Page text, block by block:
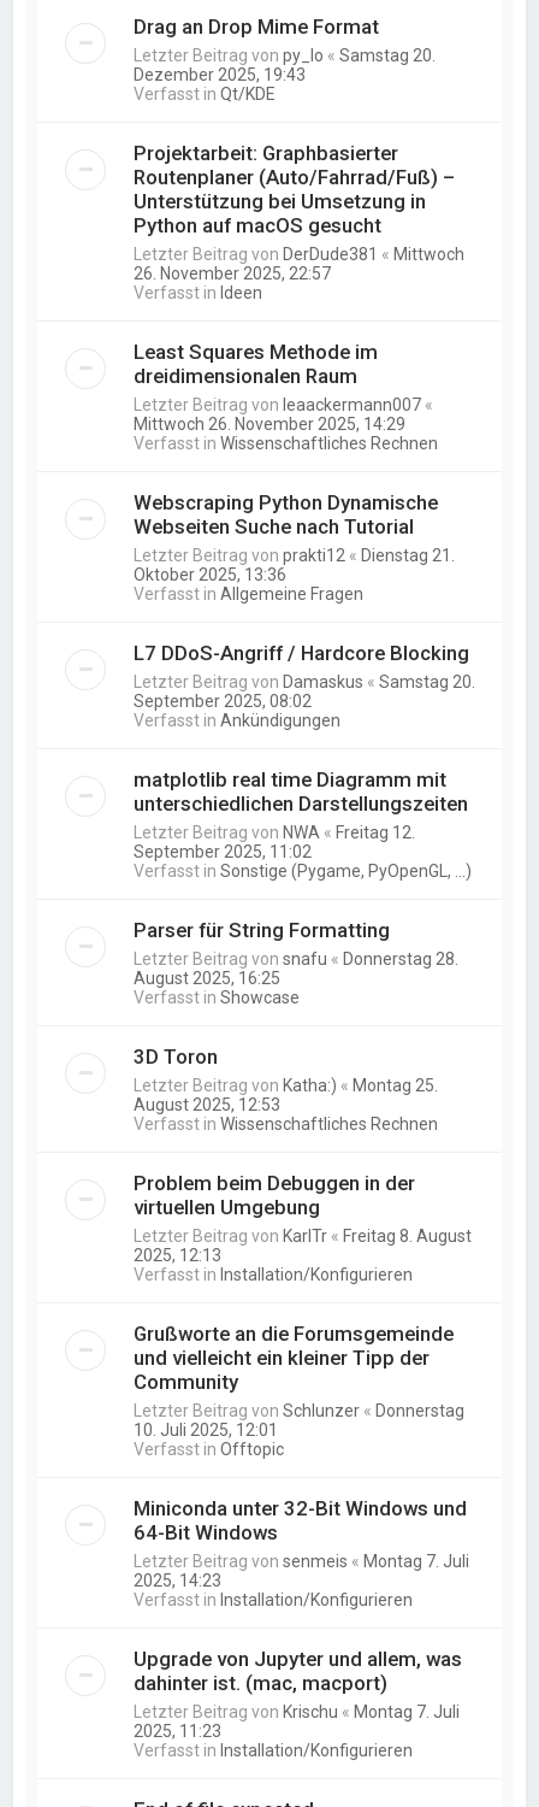
Drag an Drop Mime Format
Letzter Beitrag vonpy_lo «Samstag 20.
Dezember 2025, 19:43
Verfasst inQt/KDE
Projektarbeit: Graphbasierter
Routenplaner (Auto/Fahrrad/Fuß) –
Unterstützung bei Umsetzung in
Python auf macOS gesucht
Letzter Beitrag von DerDude381 « Mittwoch
26. November 2025, 22:57
Verfasst in Ideen
Least Squares Methode im
dreidimensionalen Raum
Letzter Beitrag von leaackermann007 «
Mittwoch 26. November 2025, 14:29
Verfasst inWissenschaftliches Rechnen
Webscraping Python Dynamische
Webseiten Suche nach Tutorial
Letzter Beitrag vonprakti12 « Dienstag 21.
Oktober 2025, 13:36
Verfasst inAllgemeine Fragen
L7 DDoS-Angriff / Hardcore Blocking
Letzter Beitrag von Damaskus «Samstag 20.
September 2025, 08:02
Verfasst inAnkündigungen
matplotlib real time Diagramm mit
unterschiedlichen Darstellungszeiten
Letzter Beitrag von NWA « Freitag 12.
September 2025, 11:02
Verfasst inSonstige (Pygame, PyOpenGL, ...)
Parser für String Formatting
Letzter Beitrag vonsnafu « Donnerstag 28.
August 2025, 16:25
Verfasst inShowcase
3D Toron
Letzter Beitrag von Katha:) « Montag 25.
August 2025, 12:53
Verfasst inWissenschaftliches Rechnen
Problem beim Debuggen in der
virtuellen Umgebung
Letzter Beitrag von KarlTr « Freitag 8. August
2025, 12:13
Verfasst in Installation/Konfigurieren
Grußworte an die Forumsgemeinde
und vielleicht ein kleiner Tipp der
Community
Letzter Beitrag vonSchlunzer « Donnerstag
10. Juli 2025, 12:01
Verfasst inOfftopic
Miniconda unter 32-Bit Windows und
64-Bit Windows
Letzter Beitrag vonsenmeis « Montag 7. Juli
2025, 14:23
Verfasst in Installation/Konfigurieren
Upgrade von Jupyter und allem, was
dahinter ist. (mac, macport)
Letzter Beitrag von Krischu « Montag 7. Juli
2025, 11:23
Verfasst in Installation/Konfigurieren